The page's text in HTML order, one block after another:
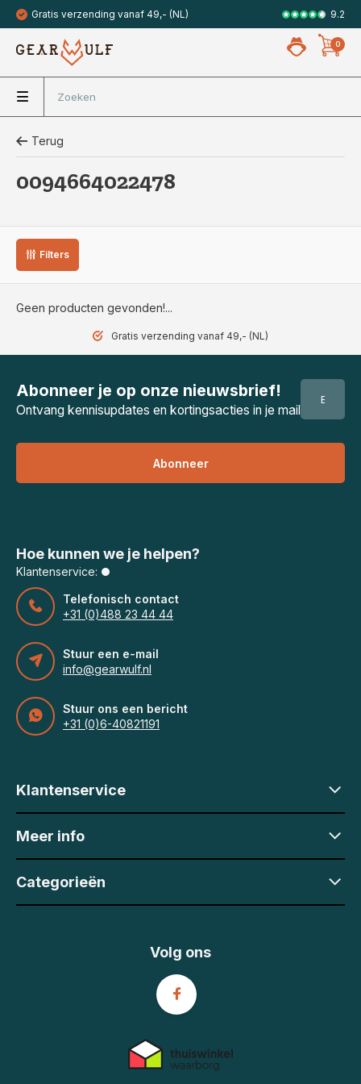
Gratis verzending vanaf 49,- (NL) Veilig met
9.2
0
Terug
0094664022478
Filters
Geen producten gevonden!...
Gratis verzending vanaf 49,- (NL)
Abonneer je op onze nieuwsbrief!
Ontvang kennisupdates en kortingsacties in je mail
Abonneer
Hoe kunnen we je helpen?
Klantenservice:
Telefonisch contact
+31 (0)488 23 44 44
Stuur een e-mail
info@gearwulf.nl
Stuur ons een bericht
+31 (0)6-40821191
Klantenservice
Meer info
Categorieën
Volg ons